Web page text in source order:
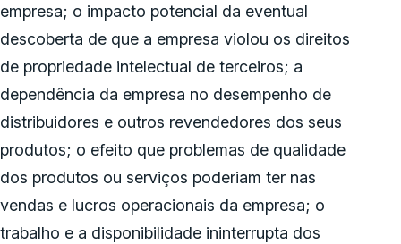
empresa; o impacto potencial da eventual
descoberta de que a empresa violou os direitos
de propriedade intelectual de terceiros; a
dependência da empresa no desempenho de
distribuidores e outros revendedores dos seus
produtos; o efeito que problemas de qualidade
dos produtos ou serviços poderiam ter nas
vendas e lucros operacionais da empresa; o
trabalho e a disponibilidade ininterrupta dos